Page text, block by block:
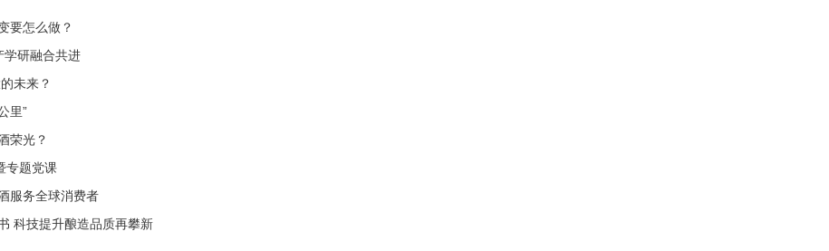
要怎么做？
学研融合共进
未来？
里”
荣光？
专题党课
服务全球消费者
科技提升酿造品质再攀新